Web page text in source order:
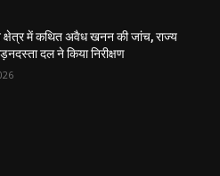
क्षेत्र में कथित अवैध खनन की जांच, राज्य
दल ने किया निरीक्षण